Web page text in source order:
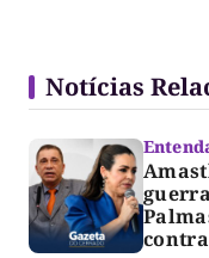
Notícias